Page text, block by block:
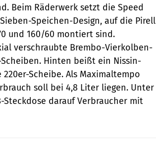
Beim Räderwerk setzt die Speed
Speichen-Design, auf die
und 160/60 montiert sind.
verschraubte Brembo-Vierkolben-
Hinten beißt ein Nissin-
Scheibe. Als Maximaltempo
soll bei 4,8 Liter liegen. Unter
darauf Verbraucher mit